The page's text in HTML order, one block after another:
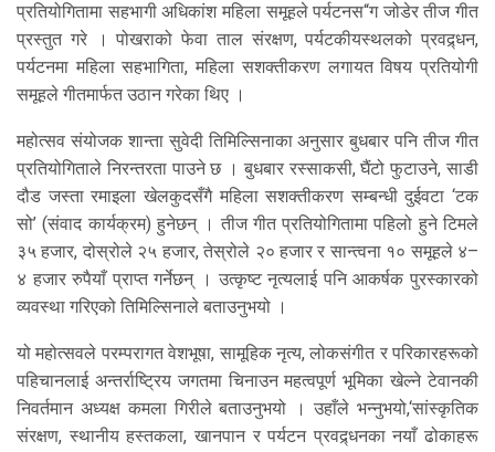
प्रतियोगितामा सहभागी अधिकांश महिला समूहले पर्यटनस“ग जोडेर तीज गीत
प्रस्तुत गरे । पोखराको फेवा ताल संरक्षण, पर्यटकीयस्थलको प्रवद्र्धन,
पर्यटनमा महिला सहभागिता, महिला सशक्तीकरण लगायत विषय प्रतियोगी
समूहले गीतमार्फत उठान गरेका थिए ।
महोत्सव संयोजक शान्ता सुवेदी तिमिल्सिनाका अनुसार बुधबार पनि तीज गीत
प्रतियोगिताले निरन्तरता पाउने छ । बुधबार रस्साकसी, घैंटो फुटाउने, साडी
दौड जस्ता रमाइला खेलकुदसँगै महिला सशक्तीकरण सम्बन्धी दुईवटा ‘टक
सो’ (संवाद कार्यक्रम) हुनेछन् । तीज गीत प्रतियोगितामा पहिलो हुने टिमले
३५ हजार, दोस्रोले २५ हजार, तेस्रोले २० हजार र सान्त्वना १० समूहले ४–
४ हजार रुपैयाँ प्राप्त गर्नेछन् । उत्कृष्ट नृत्यलाई पनि आकर्षक पुरस्कारको
व्यवस्था गरिएको तिमिल्सिनाले बताउनुभयो ।
यो महोत्सवले परम्परागत वेशभूषा, सामूहिक नृत्य, लोकसंगीत र परिकारहरूको
पहिचानलाई अन्तर्राष्ट्रिय जगतमा चिनाउन महत्वपूर्ण भूमिका खेल्ने टेवानकी
निवर्तमान अध्यक्ष कमला गिरीले बताउनुभयो । उहाँले भन्नुभयो,‘सांस्कृतिक
संरक्षण, स्थानीय हस्तकला, खानपान र पर्यटन प्रवद्र्धनका नयाँ ढोकाहरू